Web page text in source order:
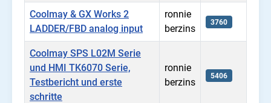
Coolmay & GX Works 2
LADDER/FBD analog input
ronnie
berzins
3760
Coolmay SPS L02M Serie
und HMI TK6070 Serie,
Testbericht und erste
schritte
ronnie
berzins
5406